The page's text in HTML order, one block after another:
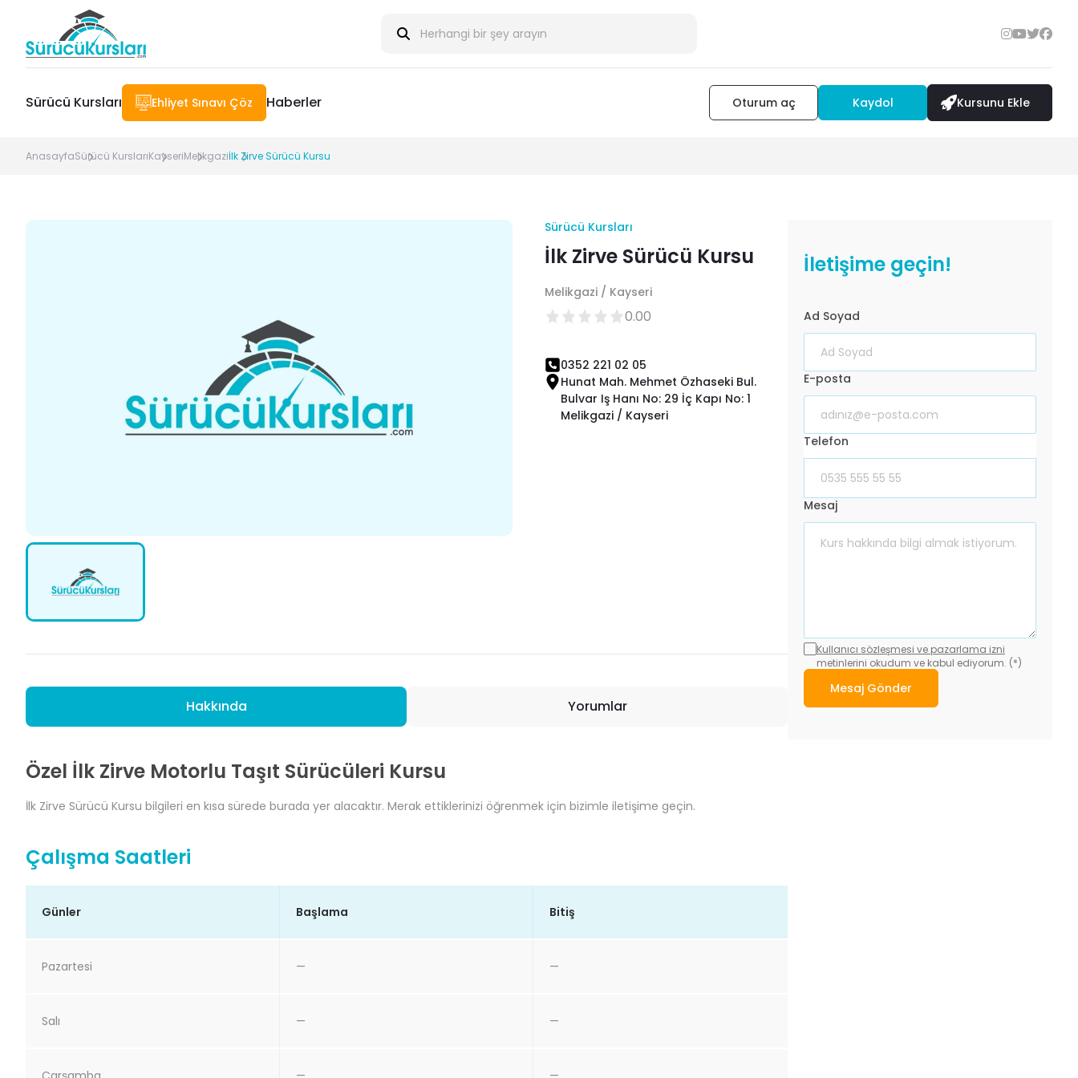
Sürücü Kursları Ehliyet Sınavı Çöz Haberler Oturum aç Kaydol Kursunu Ekle
AnasayfaSürücü KurslarıKayseriMelikgaziİlk Zirve Sürücü Kursu
Sürücü Kursları
İlk Zirve Sürücü Kursu
Melikgazi / Kayseri
0.00
0352 221 02 05
Hunat Mah. Mehmet Özhaseki Bul.
Bulvar Iş Hanı No: 29 İç Kapı No: 1
Melikgazi / Kayseri
Hakkında Yorumlar
Özel İlk Zirve Motorlu Taşıt Sürücüleri Kursu
İlk Zirve Sürücü Kursu bilgileri en kısa sürede burada yer alacaktır. Merak ettiklerinizi öğrenmek için bizimle iletişime geçin.
Çalışma Saatleri
Günler Başlama Bitiş
Pazartesi — —
Salı — —
İletişime geçin!
Ad Soyad
E-posta
Telefon
Mesaj
Kullanıcı sözleşmesi ve pazarlama izni
metinlerini okudum ve kabul ediyorum. (*)
Mesaj Gönder